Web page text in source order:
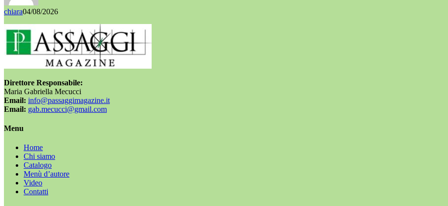
chiara04/08/2026
Direttore Responsabile:
Maria Gabriella Mecucci
Email: info@passaggimagazine.it
Email: gab.mecucci@gmail.com
Menu
Home
Chi siamo
Catalogo
Menù d’autore
Video
Contatti